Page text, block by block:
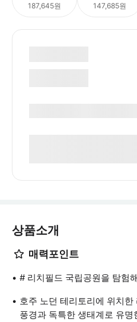
187,645원 147,685원
상품소개
매력포인트
# 리치필드 국립공원을 탐험
호주 노던 테리토리에 위치
풍경과 독특한 생태계로 유